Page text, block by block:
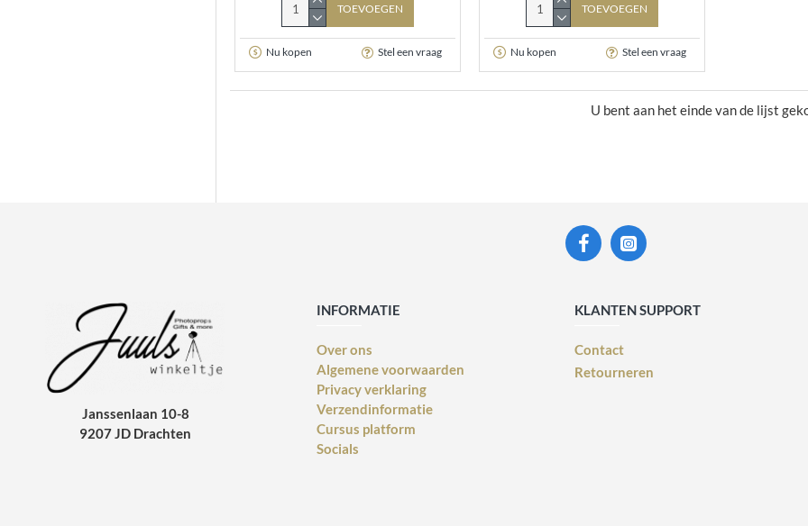
TOEVOEGEN
Nu kopen Stel een vraag
TOEVOEGEN
Nu kopen Stel een vraag
U bent aan het einde van de lijst
Janssenlaan 10-8
9207 JD Drachten
INFORMATIE
Over ons
Algemene voorwaarden
Privacy verklaring
Verzendinformatie
Cursus platform
Socials
KLANTEN SUPPORT
Contact
Retourneren